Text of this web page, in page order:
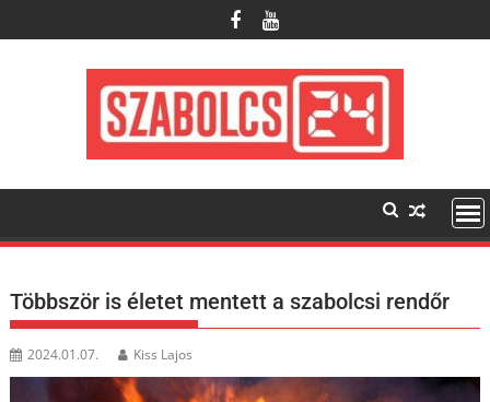
to
Többször is életet mentett a szabolcsi rendőr
2024.01.07. Kiss Lajos